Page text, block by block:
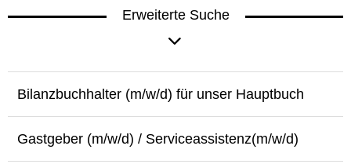
Erweiterte Suche
Bilanzbuchhalter (m/w/d) für unser Hauptbuch
Gastgeber (m/w/d) / Serviceassistenz(m/w/d)